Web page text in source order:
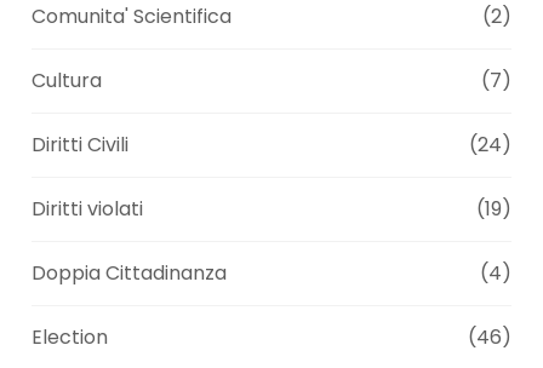
Comunita' Scientifica (2)
Cultura (7)
Diritti Civili (24)
Diritti violati (19)
Doppia Cittadinanza (4)
Election (46)